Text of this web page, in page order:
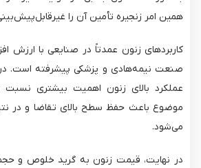
همین امر زنجیره تأمین آن را
کاربردهای زنون عمدتاً در صنایعی با ارزش
صنعت نیمه‌هادی و پزشکی پیشرفته است.
عملکرد بالای زنون اهمیت بیشتری
موضوع باعث حفظ سطح بالای تقاضا و در
می‌شود.
در نهایت، قیمت زنون به گرید خلوص و